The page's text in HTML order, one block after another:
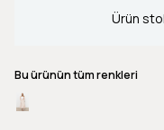
Ürün
Bu ürünün tüm renkleri